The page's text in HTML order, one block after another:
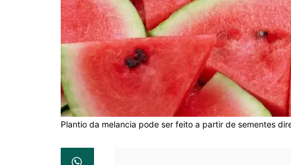
Plantio da melancia pode ser feito a partir de sementes